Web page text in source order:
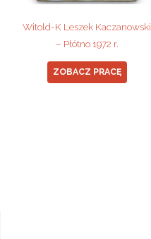
Witold-K Leszek Kaczanowski
– Płótno 1972 r.
ZOBACZ PRACĘ